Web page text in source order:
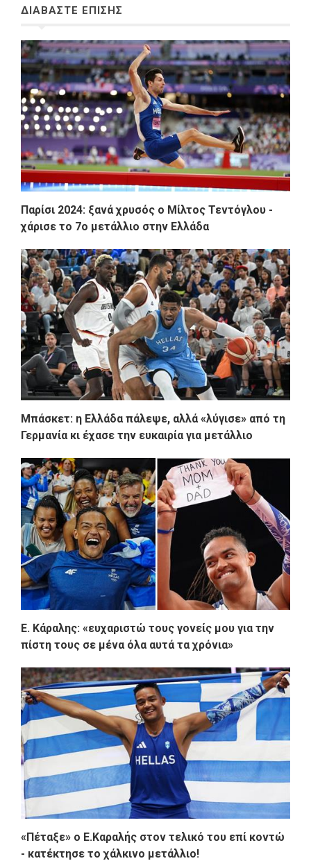
ΔΙΑΒΑΣΤΕ ΕΠΙΣΗΣ
Παρίσι 2024: ξανά χρυσός ο Μίλτος Τεντόγλου -
χάρισε το 7ο μετάλλιο στην Ελλάδα
Μπάσκετ: η Ελλάδα πάλεψε, αλλά «λύγισε» από τη
Γερμανία κι έχασε την ευκαιρία για μετάλλιο
Ε. Κάραλης: «ευχαριστώ τους γονείς μου για την
πίστη τους σε μένα όλα αυτά τα χρόνια»
«Πέταξε» ο Ε.Καραλής στον τελικό του επί κοντώ
- κατέκτησε το χάλκινο μετάλλιο!